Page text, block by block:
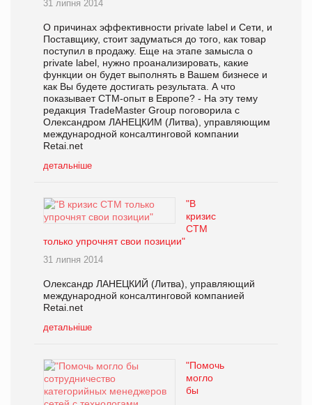
31 липня 2014
О причинах эффективности private label и Сети, и
Поставщику, стоит задуматься до того, как товар
поступил в продажу. Еще на этапе замысла о
private label, нужно проанализировать, какие
функции он будет выполнять в Вашем бизнесе и
как Вы будете достигать результата. А что
показывает СТМ-опыт в Европе? - На эту тему
редакция TradeMaster Group поговорила с
Олександром ЛАНЕЦКИМ (Литва), управляющим
международной консалтинговой компании
Retai.net
детальніше
"В
кризис
СТМ
только упрочнят свои позиции"
31 липня 2014
Олександр ЛАНЕЦКИЙ (Литва), управляющий
международной консалтинговой компанией
Retai.net
детальніше
"Помочь
могло
бы